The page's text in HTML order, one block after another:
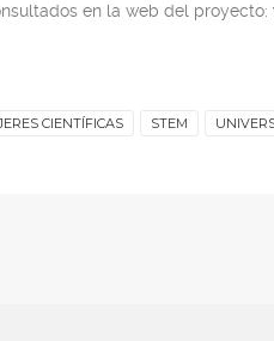
en la web del proyecto:
CIENTÍFICAS STEM